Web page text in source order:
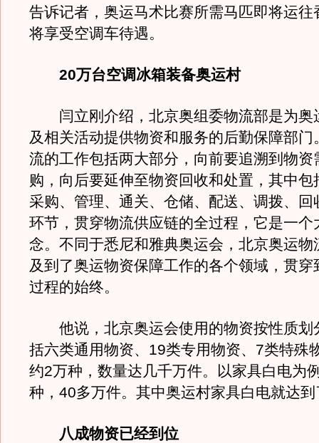
告诉记者，奥运马术比赛所需马匹即将运往
将享受空调车待遇。
20万台空调冰箱装备奥运村
闫立刚介绍，北京奥组委物流部是为奥
及相关活动提供物资和服务的后勤保障部门
流的工作包括两大部分，向前要追溯到物资
购，向后要延伸至物资回收和处置，其中包
采购、管理、通关、仓储、配送、调拨、回
环节，贯穿物流供应链的全过程，它是一个
念。不同于悉尼和雅典奥运会，北京奥运物
及到了奥运物资保障工作的各个领域，贯穿
过程的始终。
他说，北京奥运会使用的物资按性质划
括六类通用物资、19类专用物资、7类特殊
约2万种，数量达几千万件。以家具白电为
种，40多万件。其中奥运村家具白电就达
八成物资已经到位